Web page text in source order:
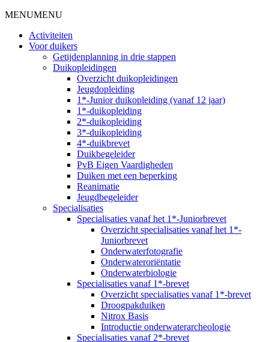
MENUMENU
Activiteiten
Voor duikers
Getijdenplanning in drie stappen
Duikopleidingen
Overzicht duikopleidingen
Jeugdopleiding
1*-Junior duikopleiding (vanaf 12 jaar)
1*-duikopleiding
2*-duikopleiding
3*-duikopleiding
4*-duikbrevet
Duikbegeleider
PvB Eigen Vaardigheden
Duiken met een beperking
Reanimatie
Jeugdbegeleider
Specialisaties
Specialisaties vanaf het 1*-Juniorbrevet
Overzicht specialisaties vanaf het 1*-
Juniorbrevet
Onderwaterfotografie
Onderwateroriëntatie
Onderwaterbiologie
Specialisaties vanaf 1*-brevet
Overzicht specialisaties vanaf 1*-brevet
Droogpakduiken
Nitrox Basis
Introductie onderwaterarcheologie
Specialisaties vanaf 2*-brevet